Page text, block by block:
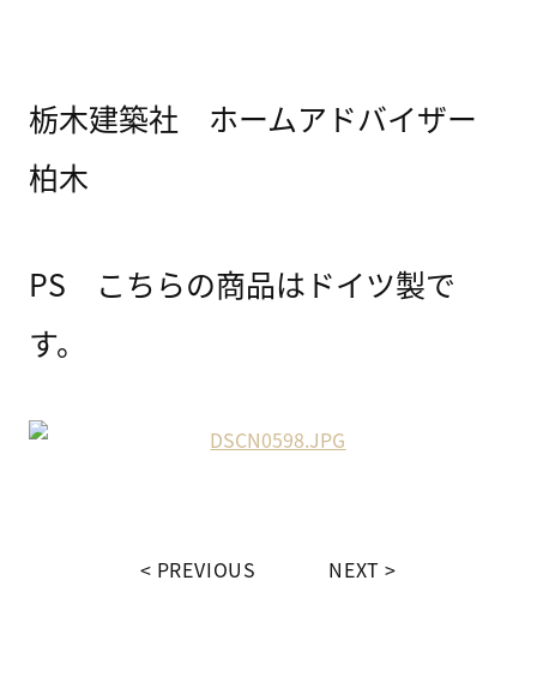
栃木建築社 ホームアドバイザー
柏木
PS こちらの商品はドイツ製で
す。
PREVIOUS NEXT